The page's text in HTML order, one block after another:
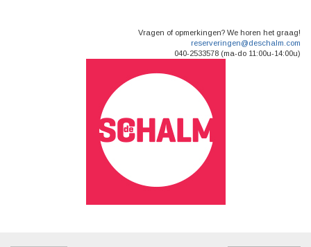
Vragen of opmerkingen? We horen het graag!
reserveringen@deschalm.com
040-2533578 (ma-do 11:00u-14:00u)